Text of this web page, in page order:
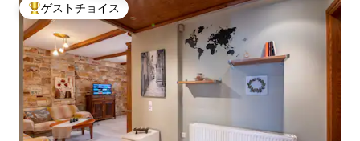
大好評のゲストチョイスです。
ゲストチョイス